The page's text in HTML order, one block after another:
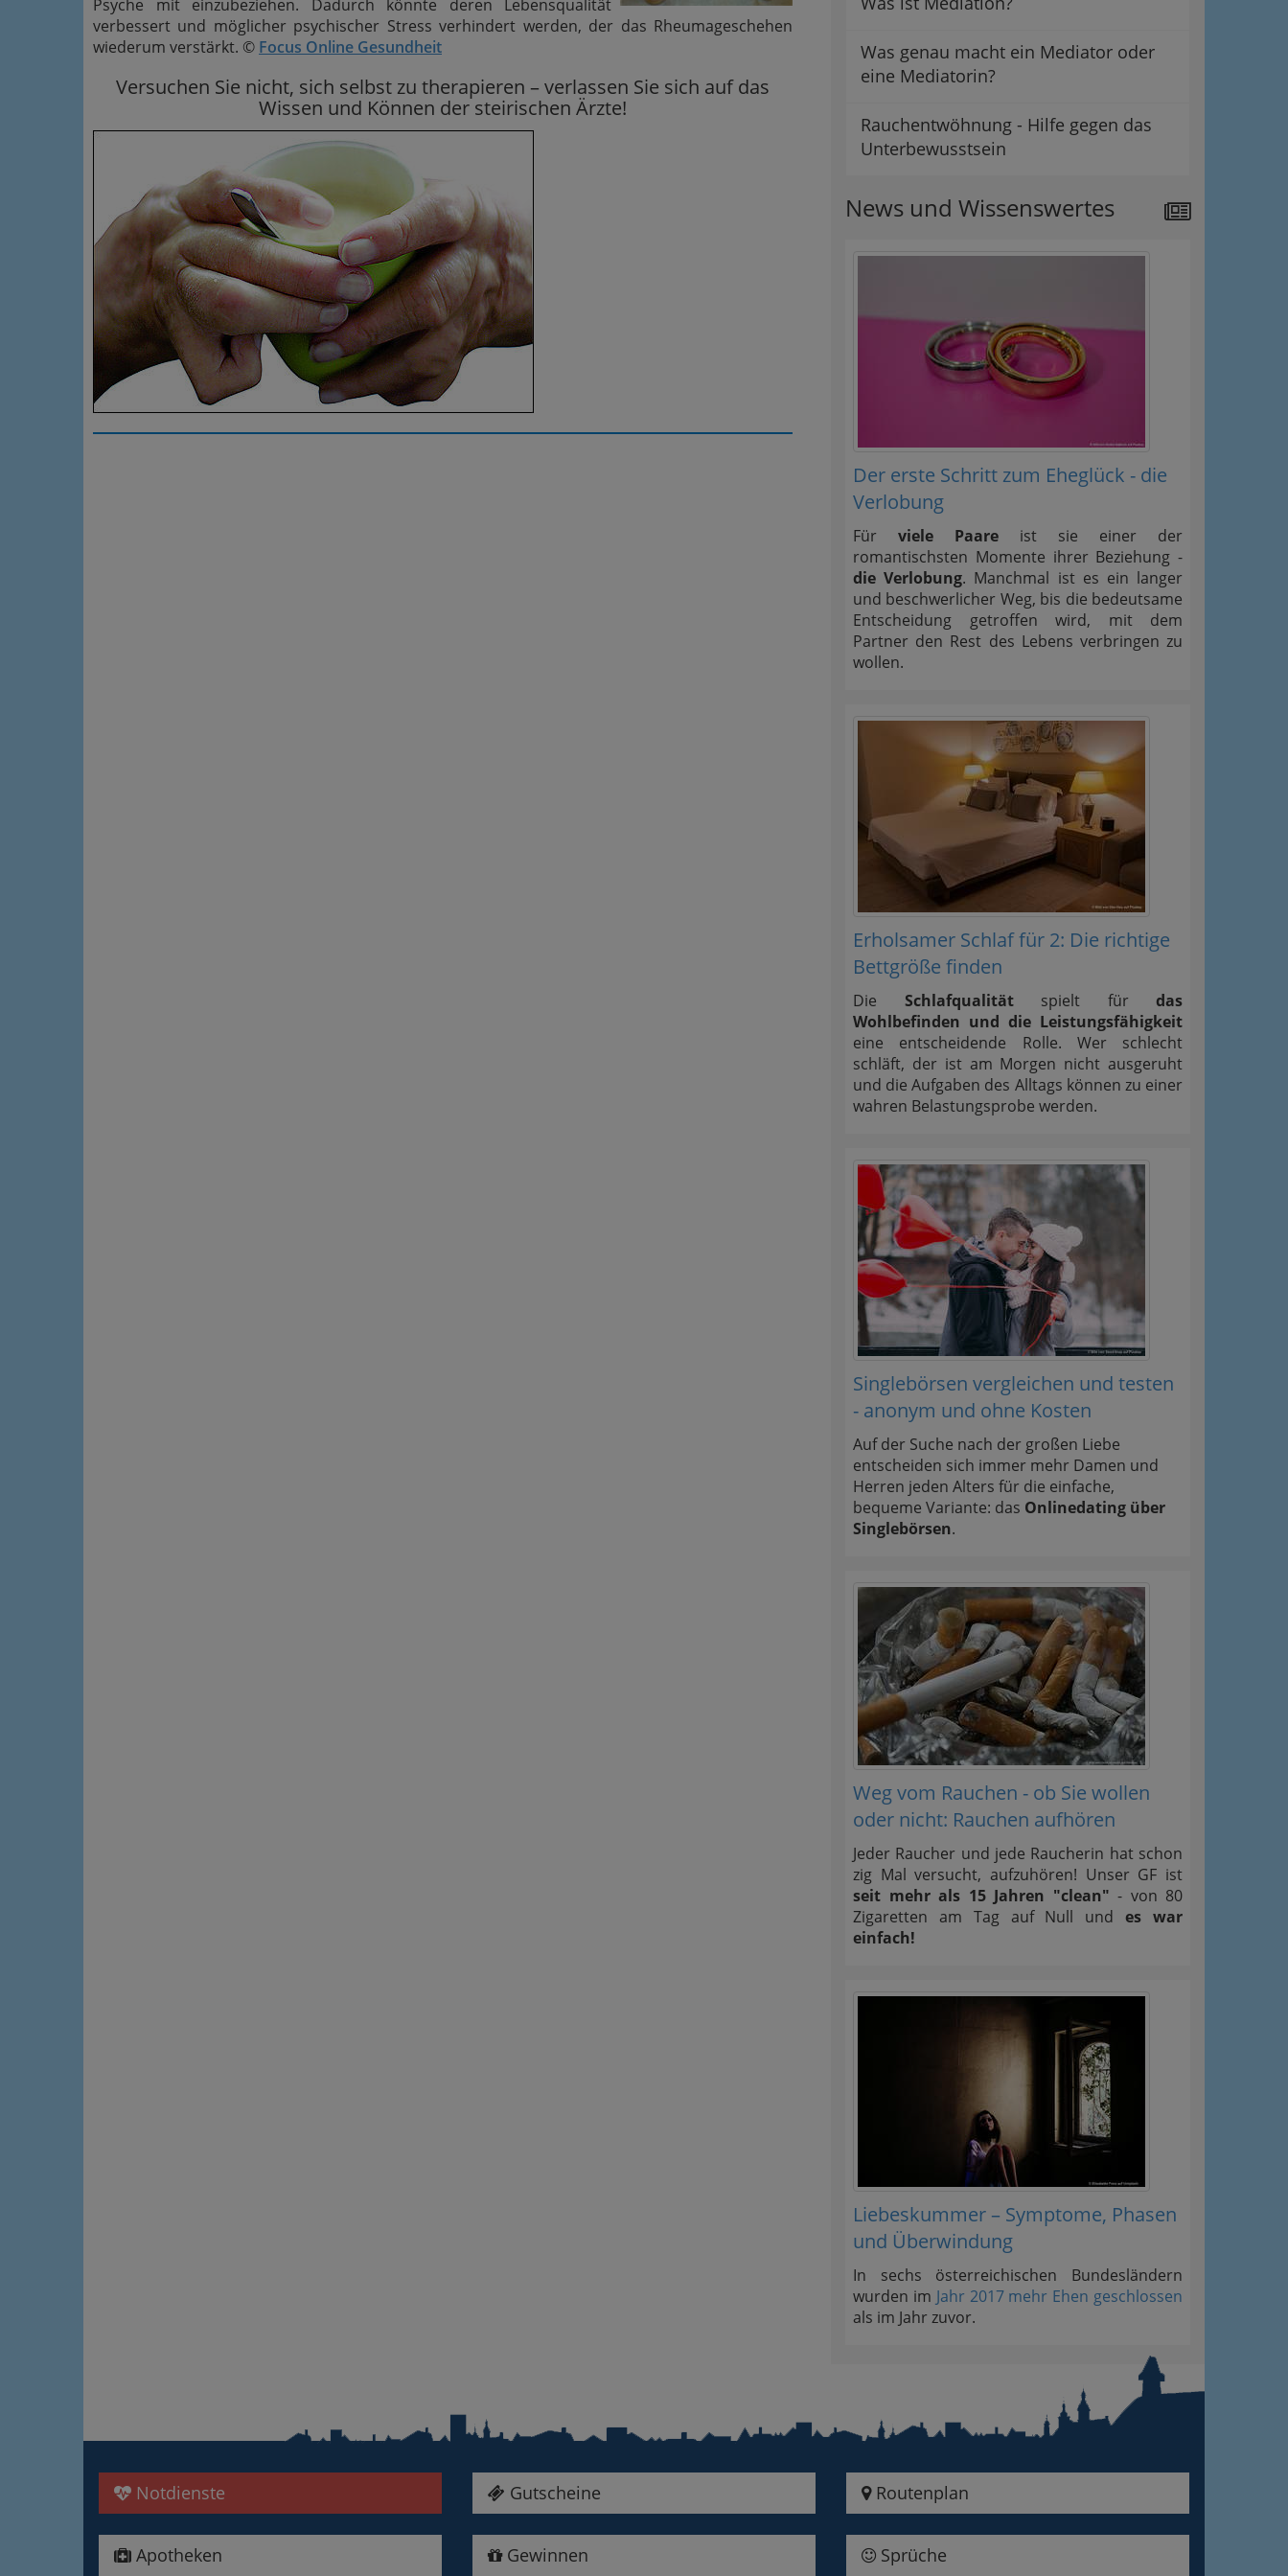
Psyche mit einzubeziehen. Dadurch könnte deren Lebensqualität
verbessert und möglicher psychischer Stress verhindert werden, der das Rheumageschehen
wiederum verstärkt. © Focus Online Gesundheit
Versuchen Sie nicht, sich selbst zu therapieren – verlassen Sie sich auf das
Wissen und Können der steirischen Ärzte!
Was genau macht ein Mediator oder
eine Mediatorin?
Rauchentwöhnung - Hilfe gegen das
Unterbewusstsein
News und Wissenswertes
Der erste Schritt zum Eheglück - die
Verlobung
Für viele Paare ist sie einer der
romantischsten Momente ihrer Beziehung -
die Verlobung. Manchmal ist es ein langer
und beschwerlicher Weg, bis die bedeutsame
Entscheidung getroffen wird, mit dem
Partner den Rest des Lebens verbringen zu
wollen.
Erholsamer Schlaf für 2: Die richtige
Bettgröße finden
Die Schlafqualitätspielt für das
Wohlbefinden und die Leistungsfähigkeit
eine entscheidende Rolle. Wer schlecht
schläft, der ist am Morgen nicht ausgeruht
und die Aufgaben des Alltags können zu einer
wahren Belastungsprobe werden.
Singlebörsen vergleichen und testen
- anonym und ohne Kosten
Auf der Suche nach der großen Liebe
entscheiden sich immer mehr Damen und
Herren jeden Alters für die einfache,
bequeme Variante: das Onlinedating über
Singlebörsen.
Weg vom Rauchen - ob Sie wollen
oder nicht: Rauchen aufhören
Jeder Raucher und jede Raucherin hat schon
zig Mal versucht, aufzuhören! Unser GF ist
seit mehr als 15 Jahren "clean" - von 80
Zigaretten am Tag auf Null undes war
einfach!
Liebeskummer – Symptome, Phasen
und Überwindung
In sechs österreichischen Bundesländern
wurden im Jahr 2017 mehr Ehen geschlossen
als im Jahr zuvor.
Notdienste
Apotheken
Gutscheine
Gewinnen
Routenplan
Sprüche